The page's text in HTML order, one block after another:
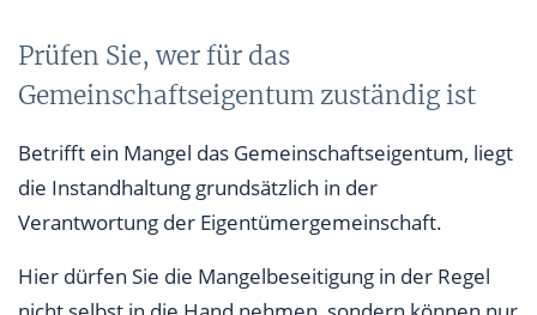
Prüfen Sie, wer für das
Gemeinschaftseigentum zuständig ist
Betrifft ein Mangel das Gemeinschaftseigentum, liegt
die Instandhaltung grundsätzlich in der
Verantwortung der Eigentümergemeinschaft.
Hier dürfen Sie die Mangelbeseitigung in der Regel